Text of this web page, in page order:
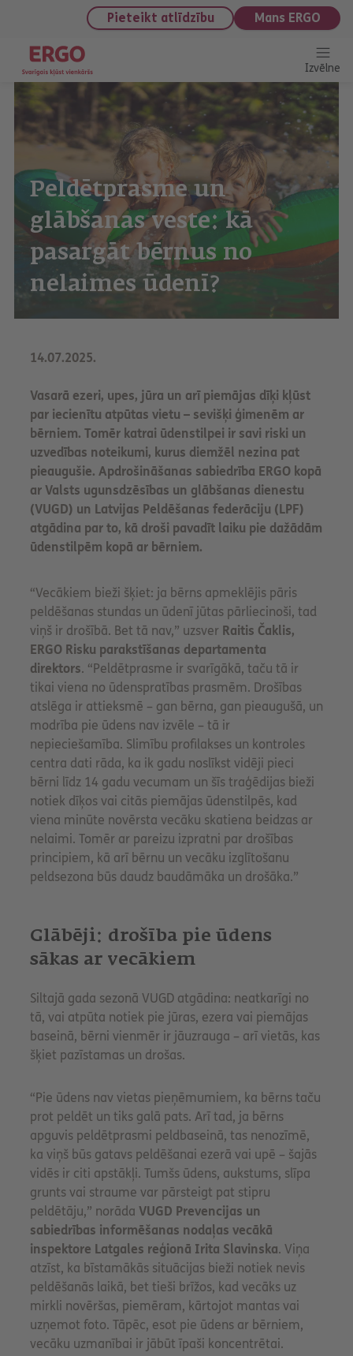
saturu
Pieteikt atlīdzību Mans ERGO
Izvēlne
Peldētprasme un
glābšanas veste: kā
pasargāt bērnus no
nelaimes ūdenī?
14.07.2025.
Vasarā ezeri, upes, jūra un arī piemājas dīķi kļūst
par iecienītu atpūtas vietu – sevišķi ģimenēm ar
bērniem. Tomēr katrai ūdenstilpei ir savi riski un
uzvedības noteikumi, kurus diemžēl nezina pat
pieaugušie. Apdrošināšanas sabiedrība ERGO kopā
ar Valsts ugunsdzēsības un glābšanas dienestu
(VUGD) un Latvijas Peldēšanas federāciju (LPF)
atgādina par to, kā droši pavadīt laiku pie dažādām
ūdenstilpēm kopā ar bērniem.
“Vecākiem bieži šķiet: ja bērns apmeklējis pāris
peldēšanas stundas un ūdenī jūtas pārliecinoši, tad
viņš ir drošībā. Bet tā nav,” uzsver Raitis Čaklis,
ERGO Risku parakstīšanas departamenta
direktors. “Peldētprasme ir svarīgākā, taču tā ir
tikai viena no ūdenspratības prasmēm. Drošības
atslēga ir attieksmē – gan bērna, gan pieaugušā, un
modrība pie ūdens nav izvēle – tā ir
nepieciešamība. Slimību profilakses un kontroles
centra dati rāda, ka ik gadu noslīkst vidēji pieci
bērni līdz 14 gadu vecumam un šīs traģēdijas bieži
notiek dīķos vai citās piemājas ūdenstilpēs, kad
viena minūte novērsta vecāku skatiena beidzas ar
nelaimi. Tomēr ar pareizu izpratni par drošības
principiem, kā arī bērnu un vecāku izglītošanu
peldsezona būs daudz baudāmāka un drošāka.”
Glābēji: drošība pie ūdens
sākas ar vecākiem
Siltajā gada sezonā VUGD atgādina: neatkarīgi no
tā, vai atpūta notiek pie jūras, ezera vai piemājas
baseinā, bērni vienmēr ir jāuzrauga – arī vietās, kas
šķiet pazīstamas un drošas.
“Pie ūdens nav vietas pieņēmumiem, ka bērns taču
prot peldēt un tiks galā pats. Arī tad, ja bērns
apguvis peldētprasmi peldbaseinā, tas nenozīmē,
ka viņš būs gatavs peldēšanai ezerā vai upē – šajās
vidēs ir citi apstākļi. Tumšs ūdens, aukstums, slīpa
grunts vai straume var pārsteigt pat stipru
peldētāju,” norāda VUGD Prevencijas un
sabiedrības informēšanas nodaļas vecākā
inspektore Latgales reģionā Irita Slavinska. Viņa
atzīst, ka bīstamākās situācijas bieži notiek nevis
peldēšanās laikā, bet tieši brīžos, kad vecāks uz
mirkli novēršas, piemēram, kārtojot mantas vai
uzņemot foto. Tāpēc, esot pie ūdens ar bērniem,
vecāku uzmanībai ir jābūt īpaši koncentrētai.